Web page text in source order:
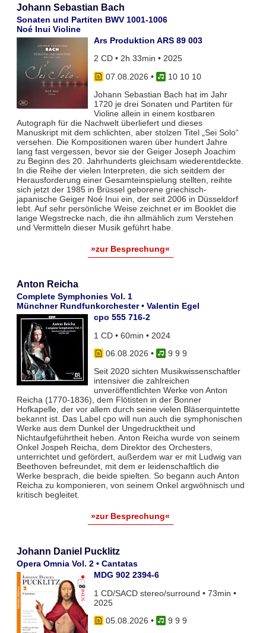
Johann Sebastian Bach
Sonaten und Partiten BWV 1001-1006
Noé Inui Violine
Ars Produktion ARS 89 003
2 CD • 2h 33min • 2025
07.08.2026 •
10 10 10
Johann Sebastian Bach hat im Jahr
1720 je drei Sonaten und Partiten für
Violine allein in einem kostbaren
Autograph für die Nachwelt überliefert und dieses
Manuskript mit dem schlichten, aber stolzen Titel „Sei Solo“
versehen. Die Kompositionen waren über hundert Jahre
lang fast vergessen, bevor sie der Geiger Joseph Joachim
zu Beginn des 20. Jahrhunderts gleichsam wiederentdeckte.
In die Reihe der vielen Interpreten, die sich seitdem der
Herausforderung einer Gesamteinspielung stellten, reihte
sich jetzt der 1985 in Brüssel geborene griechisch-
japanische Geiger Noé Inui ein, der seit 2006 in Düsseldorf
lebt. Auf sehr persönliche Weise zeichnet er im Booklet die
lange Wegstrecke nach, die ihn allmählich zum Verstehen
und Vermitteln dieser Musik geführt habe.
»zur Besprechung«
Anton Reicha
Complete Symphonies Vol. 1
Münchner Rundfunkorchester • Valentin Egel
cpo 555 716-2
1 CD • 60min • 2024
06.08.2026 •
9 9 9
Seit 2020 sichten Musikwissenschaftler
intensiver die zahlreichen
unveröffentlichten Werke von Anton
Reicha (1770-1836), dem Flötisten in der Bonner
Hofkapelle, der vor allem durch seine vielen Bläserquintette
bekannt ist. Das Label cpo will nun auch die symphonischen
Werke aus dem Dunkel der Ungedrucktheit und
Nichtaufgeführtheit heben. Anton Reicha wurde von seinem
Onkel Jospeh Reicha, dem Direktor des Orchesters,
unterrichtet und gefördert, außerdem war er mit Ludwig van
Beethoven befreundet, mit dem er leidenschaftlich die
Werke besprach, die beide spielten. So begann auch Anton
Reicha zu komponieren, von seinem Onkel argwöhnisch und
kritisch begleitet.
»zur Besprechung«
Johann Daniel Pucklitz
Opera Omnia Vol. 2 • Cantatas
MDG 902 2394-6
1 CD/SACD stereo/surround • 73min •
2025
05.08.2026 •
9 9 9